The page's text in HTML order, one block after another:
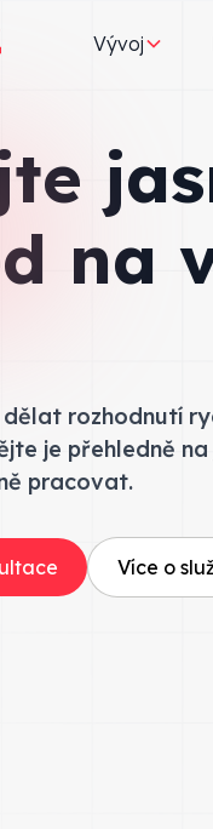
Vývoj
na
rozhodnutí
je přehledně
pracovat.
Více o